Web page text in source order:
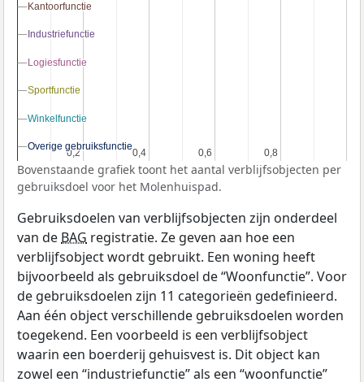
0,2
0,2 0,4
0,4 0,6
0,6 0,8
0,8
Kantoorfunctie
Kantoorfunctie
Industriefunctie
Industriefunctie
Logiesfunctie
Logiesfunctie
Sportfunctie
Sportfunctie
Winkelfunctie
Winkelfunctie
Overige gebruiksfunctie
Overige gebruiksfunctie
Bovenstaande grafiek toont het aantal verblijfsobjecten per
gebruiksdoel voor het Molenhuispad.
Gebruiksdoelen van verblijfsobjecten zijn onderdeel
van de BAG registratie. Ze geven aan hoe een
verblijfsobject wordt gebruikt. Een woning heeft
bijvoorbeeld als gebruiksdoel de “Woonfunctie”. Voor
de gebruiksdoelen zijn 11 categorieën gedefinieerd.
Aan één object verschillende gebruiksdoelen worden
toegekend. Een voorbeeld is een verblijfsobject
waarin een boerderij gehuisvest is. Dit object kan
zowel een “industriefunctie” als een “woonfunctie”